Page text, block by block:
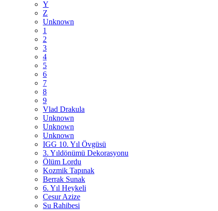
Y
Z
Unknown
1
2
3
4
5
6
7
8
9
Vlad Drakula
Unknown
Unknown
Unknown
IGG 10. Yıl Övgüsü
3. Yıldönümü Dekorasyonu
Ölüm Lordu
Kozmik Tapınak
Berrak Sunak
6. Yıl Heykeli
Cesur Azize
Su Rahibesi